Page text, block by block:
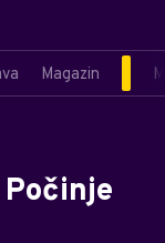
Magazin